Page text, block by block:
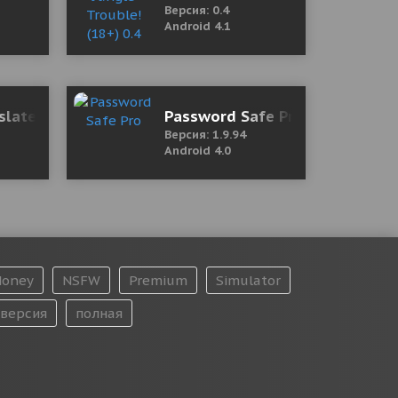
Версия: 0.4
Android 4.1
4.9.41 Mod (Premium)Password Safe Pro
Версия: 1.9.94
Android 4.0
NSFW Premium
Simulator
версия
полная